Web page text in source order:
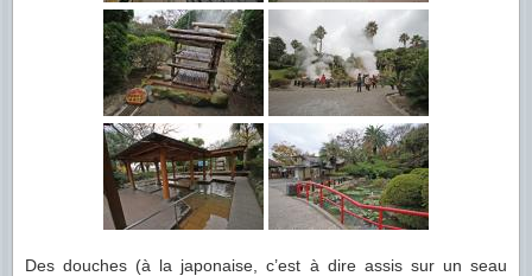
Des douches (à la japonaise, c’est à dire assis sur un seau